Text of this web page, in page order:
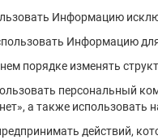
Информацию
Информацию
порядке изменять
персональный
а также использовать
действий,
на 06.08.2026